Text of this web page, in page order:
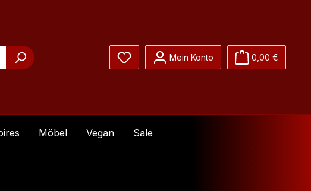
Du hast 0 Produkte auf dem Merkzettel
Mein Konto 0,00 €
Möbel Vegan Sale